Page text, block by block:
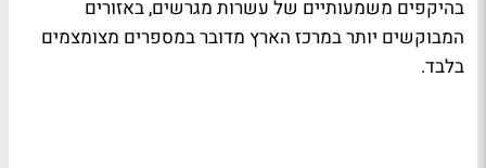
בהיקפים משמעותיים של עשרות מגרשים, באזורים
המבוקשים יותר במרכז הארץ מדובר במספרים מצומצמים
בלבד.